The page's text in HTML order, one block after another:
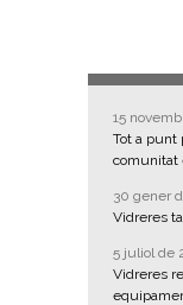
15
Tot a punt
comunitat
30 gener
Vidreres
5 juliol de
Vidreres